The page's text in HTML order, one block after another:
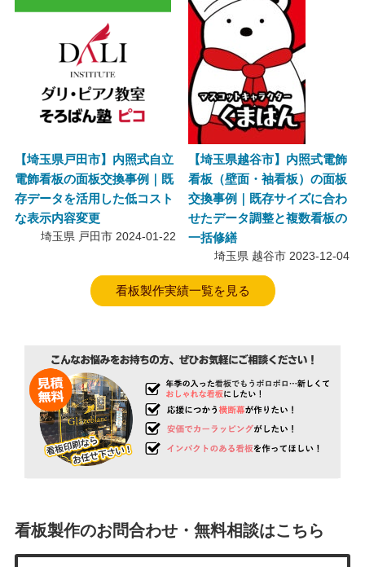
【埼玉県戸田市】内照式自立
電飾看板の面板交換事例｜既
存データを活用した低コスト
な表示内容変更
埼玉県 戸田市 2024-01-22
【埼玉県越谷市】内照式電飾
看板（壁面・袖看板）の面板
交換事例｜既存サイズに合わ
せたデータ調整と複数看板の
一括修繕
埼玉県 越谷市 2023-12-04
看板製作実績一覧を見る
看板製作のお問合わせ・無料相談はこちら